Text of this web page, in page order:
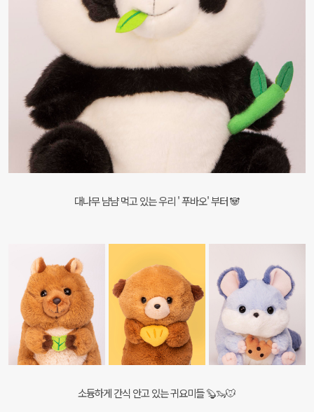
대나무 냠냠 먹고 있는 우리 ' 푸바오' 부터 🐼
소듕하게 간식 안고 있는 귀요미들 🦫🦦🐭